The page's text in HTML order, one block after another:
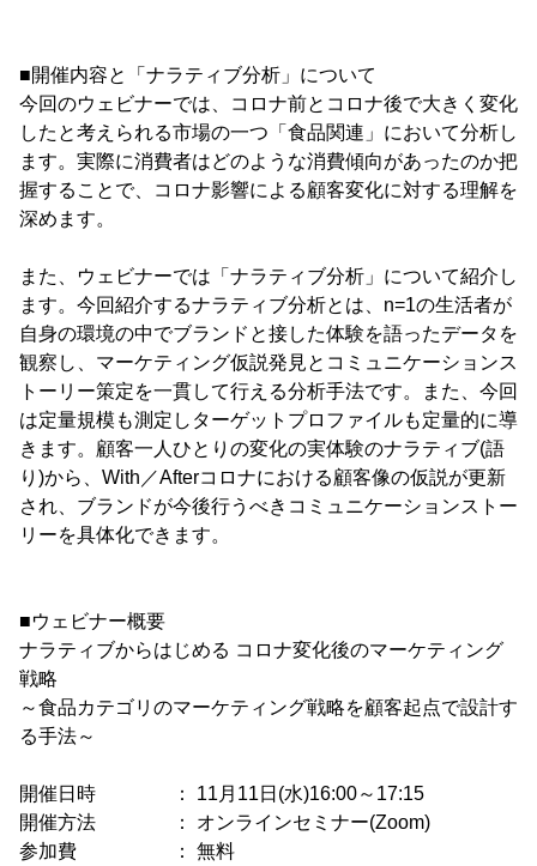
■開催内容と「ナラティブ分析」について
今回のウェビナーでは、コロナ前とコロナ後で大きく変化
したと考えられる市場の一つ「食品関連」において分析し
ます。実際に消費者はどのような消費傾向があったのか把
握することで、コロナ影響による顧客変化に対する理解を
深めます。
また、ウェビナーでは「ナラティブ分析」について紹介し
ます。今回紹介するナラティブ分析とは、n=1の生活者が
自身の環境の中でブランドと接した体験を語ったデータを
観察し、マーケティング仮説発見とコミュニケーションス
トーリー策定を一貫して行える分析手法です。また、今回
は定量規模も測定しターゲットプロファイルも定量的に導
きます。顧客一人ひとりの変化の実体験のナラティブ(語
り)から、With／Afterコロナにおける顧客像の仮説が更新
され、ブランドが今後行うべきコミュニケーションストー
リーを具体化できます。
■ウェビナー概要
ナラティブからはじめる コロナ変化後のマーケティング
戦略
～食品カテゴリのマーケティング戦略を顧客起点で設計す
る手法～
開催日時 ： 11月11日(水)16:00～17:15
開催方法 ： オンラインセミナー(Zoom)
参加費 ： 無料